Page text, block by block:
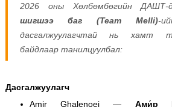
2026 оны Хөлбөмбөгийн
шигшээ баг (Team Melli)-
дасгалжуулагчтай нь хамт
байдлаар танилцуулбал:
Дасгалжуулагч
Amir Ghalenoei — Ами́р